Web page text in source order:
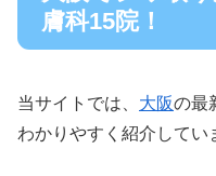
膚科15院！
当サイトでは、 大阪の最
わかりやすく紹介してい